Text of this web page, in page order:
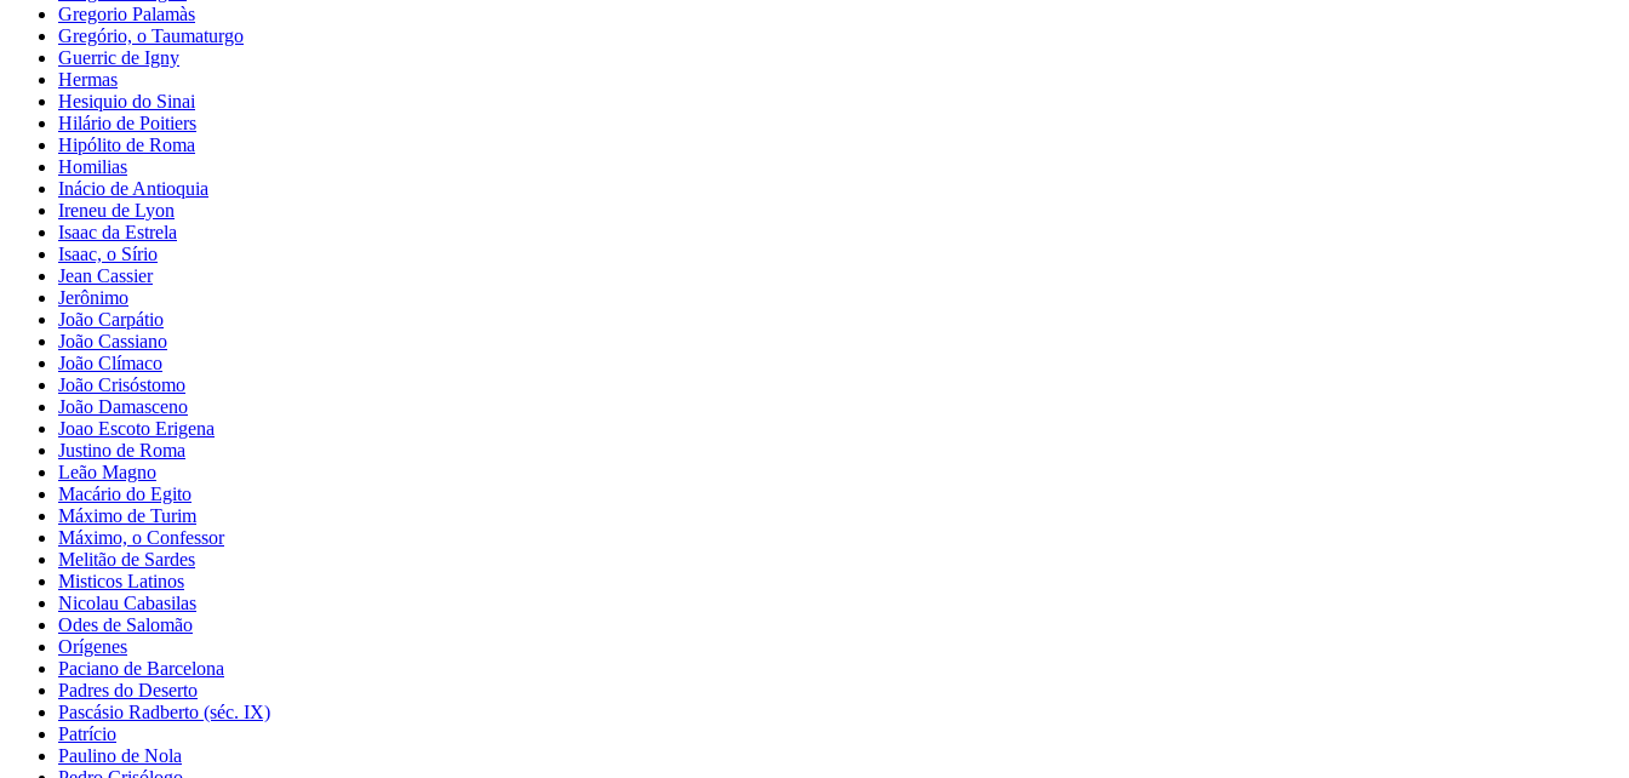
Gregorio Palamàs
Gregório, o Taumaturgo
Guerric de Igny
Hermas
Hesiquio do Sinai
Hilário de Poitiers
Hipólito de Roma
Homilias
Inácio de Antioquia
Ireneu de Lyon
Isaac da Estrela
Isaac, o Sírio
Jean Cassier
Jerônimo
João Carpátio
João Cassiano
João Clímaco
João Crisóstomo
João Damasceno
Joao Escoto Erigena
Justino de Roma
Leão Magno
Macário do Egito
Máximo de Turim
Máximo, o Confessor
Melitão de Sardes
Misticos Latinos
Nicolau Cabasilas
Odes de Salomão
Orígenes
Paciano de Barcelona
Padres do Deserto
Pascásio Radberto (séc. IX)
Patrício
Paulino de Nola